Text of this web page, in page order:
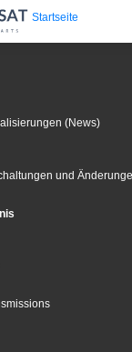
Startseite
(News)
und